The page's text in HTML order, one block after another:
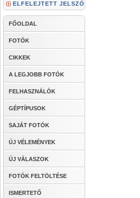
ELFELEJTETT JELSZÓ
FŐOLDAL
FOTÓK
CIKKEK
A LEGJOBB FOTÓK
FELHASZNÁLÓK
GÉPTÍPUSOK
SAJÁT FOTÓK
ÚJ VÉLEMÉNYEK
ÚJ VÁLASZOK
FOTÓK FELTÖLTÉSE
ISMERTETŐ